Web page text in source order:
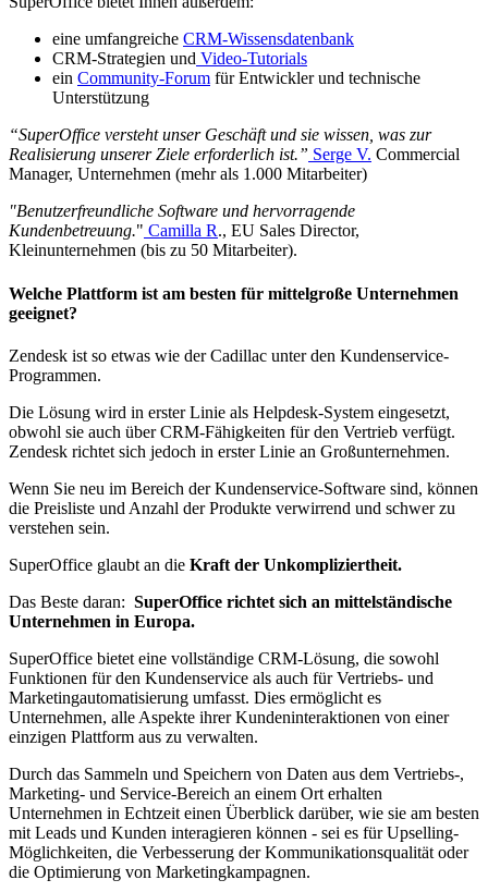
eine umfangreiche CRM-Wissensdatenbank
CRM-Strategien und Video-Tutorials
ein Community-Forum für Entwickler und technische
Unterstützung
“SuperOffice versteht unser Geschäft und sie wissen, was zur
Realisierung unserer Ziele erforderlich ist.” Serge V. Commercial
Manager, Unternehmen (mehr als 1.000 Mitarbeiter)
"Benutzerfreundliche Software und hervorragende
Kundenbetreuung." Camilla R., EU Sales Director,
Kleinunternehmen (bis zu 50 Mitarbeiter).
Welche Plattform ist am besten für mittelgroße Unternehmen
geeignet?
Zendesk ist so etwas wie der Cadillac unter den Kundenservice-
Programmen.
Die Lösung wird in erster Linie als Helpdesk-System eingesetzt,
obwohl sie auch über CRM-Fähigkeiten für den Vertrieb verfügt.
Zendesk richtet sich jedoch in erster Linie an Großunternehmen.
Wenn Sie neu im Bereich der Kundenservice-Software sind, können
die Preisliste und Anzahl der Produkte verwirrend und schwer zu
verstehen sein.
SuperOffice glaubt an die Kraft der Unkompliziertheit.
Das Beste daran: SuperOffice richtet sich an mittelständische
Unternehmen in Europa.
SuperOffice bietet eine vollständige CRM-Lösung, die sowohl
Funktionen für den Kundenservice als auch für Vertriebs- und
Marketingautomatisierung umfasst. Dies ermöglicht es
Unternehmen, alle Aspekte ihrer Kundeninteraktionen von einer
einzigen Plattform aus zu verwalten.
Durch das Sammeln und Speichern von Daten aus dem Vertriebs-,
Marketing- und Service-Bereich an einem Ort erhalten
Unternehmen in Echtzeit einen Überblick darüber, wie sie am besten
mit Leads und Kunden interagieren können - sei es für Upselling-
Möglichkeiten, die Verbesserung der Kommunikationsqualität oder
die Optimierung von Marketingkampagnen.